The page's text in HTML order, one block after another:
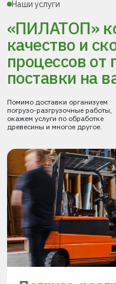
Наши услуги
«ПИЛАТОП»
качество и
процессовот
поставки на
Помимо доставки организуем
погрузо-разгрузочные работы,
окажем услуги по обработке
древесины и многое другое.